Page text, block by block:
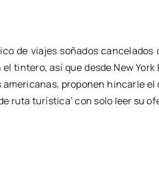
de viajes soñados
el tintero, así que desde New
americanas, proponen hincarle
ruta turística’ con solo leer su